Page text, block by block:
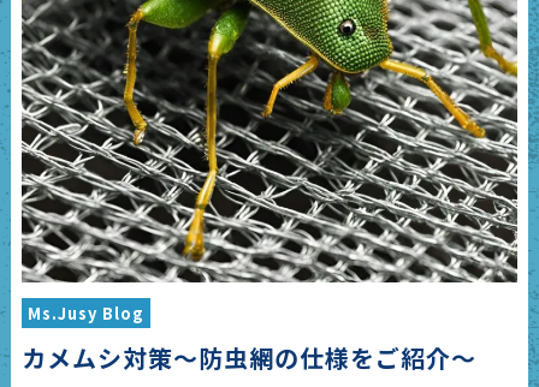
Ms.Jusy Blog
カメムシ対策～防虫網の仕様をご紹介～